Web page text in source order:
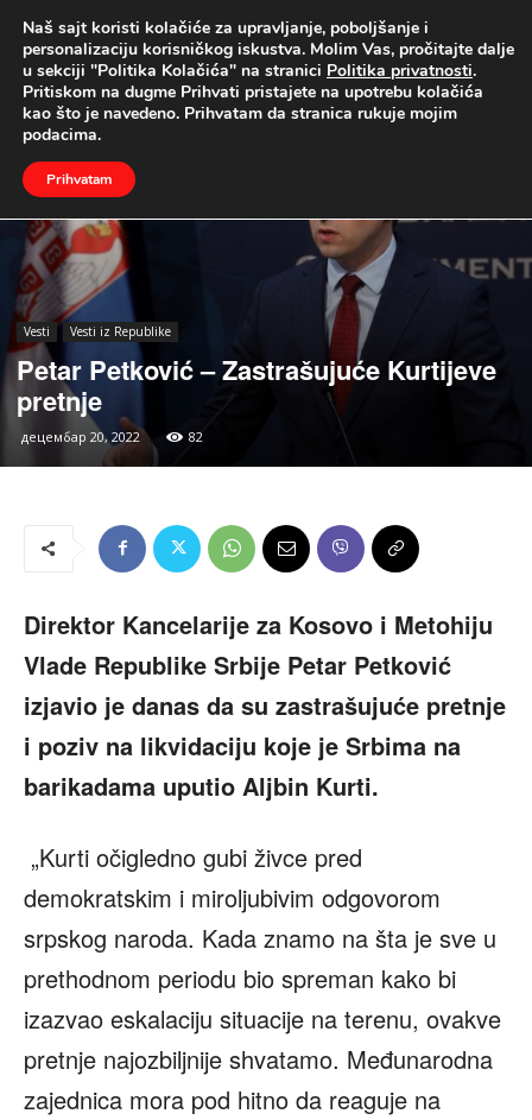
UŽIVO
Naslovna Vesti Vesti iz Republike
Vesti Vesti iz Republike
Petar Petković – Zastrašujuće Kurtijeve
pretnje
децембар 20, 2022 82
Direktor Kancelarije za Kosovo i Metohiju
Vlade Republike Srbije Petar Petković
izjavio je danas da su zastrašujuće pretnje
i poziv na likvidaciju koje je Srbima na
barikadama uputio Aljbin Kurti.
„Kurti očigledno gubi živce pred
demokratskim i miroljubivim odgovorom
srpskog naroda. Kada znamo na šta je sve u
prethodnom periodu bio spreman kako bi
izazvao eskalaciju situacije na terenu, ovakve
pretnje najozbiljnije shvatamo. Međunarodna
zajednica mora pod hitno da reaguje na
Naš sajt koristi kolačiće za upravljanje, poboljšanje i
personalizaciju korisničkog iskustva. Molim Vas, pročitajte dalje
u sekciji "Politika Kolačića" na stranici Politika privatnosti.
Pritiskom na dugme Prihvati pristajete na upotrebu kolačića
kao što je navedeno. Prihvatam da stranica rukuje mojim
podacima.
Prihvatam